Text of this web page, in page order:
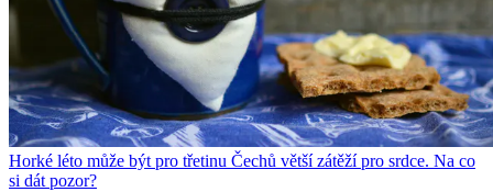
Horké léto může být pro třetinu Čechů větší zátěží pro srdce. Na co
si dát pozor?